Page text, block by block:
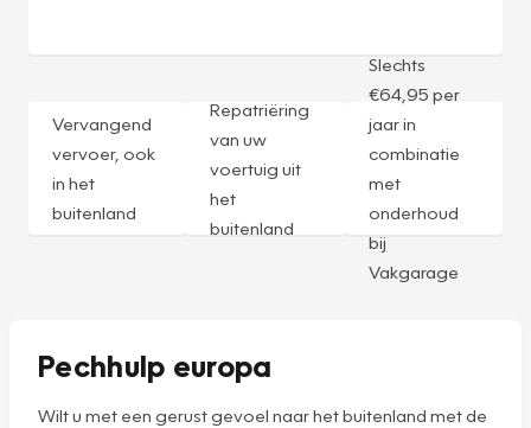
Vervangend
vervoer, ook
in het
buitenland
Repatriëring
van uw
voertuig uit
het
buitenland
Slechts
€64,95 per
jaar in
combinatie
met
onderhoud
bij
Vakgarage
Pechhulp europa
Wilt u met een gerust gevoel naar het buitenland met de